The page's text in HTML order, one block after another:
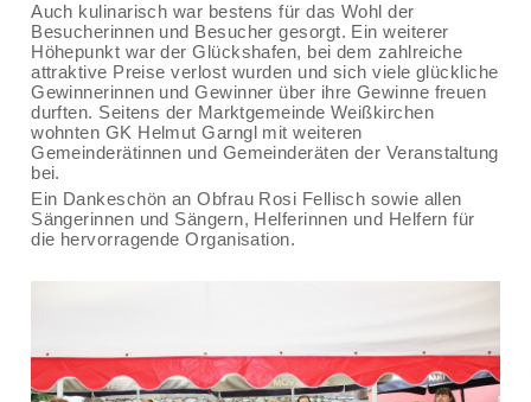
Auch kulinarisch war bestens für das Wohl der
Besucherinnen und Besucher gesorgt. Ein weiterer
Höhepunkt war der Glückshafen, bei dem zahlreiche
attraktive Preise verlost wurden und sich viele glückliche
Gewinnerinnen und Gewinner über ihre Gewinne freuen
durften. Seitens der Marktgemeinde Weißkirchen
wohnten GK Helmut Garngl mit weiteren
Gemeinderätinnen und Gemeinderäten der Veranstaltung
bei.
Ein Dankeschön an Obfrau Rosi Fellisch sowie allen
Sängerinnen und Sängern, Helferinnen und Helfern für
die hervorragende Organisation.